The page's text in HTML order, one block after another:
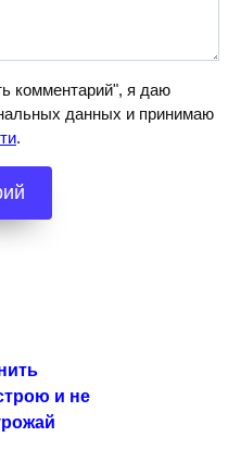
комментарий", я даю
данных и принимаю
.
и не